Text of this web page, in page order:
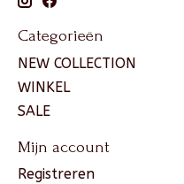
Categorieën
NEW COLLECTION
WINKEL
SALE
Mijn account
Registreren